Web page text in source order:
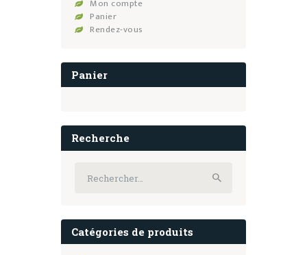
Mon compte
Panier
Rendez-vous
Panier
Recherche
Catégories de produits